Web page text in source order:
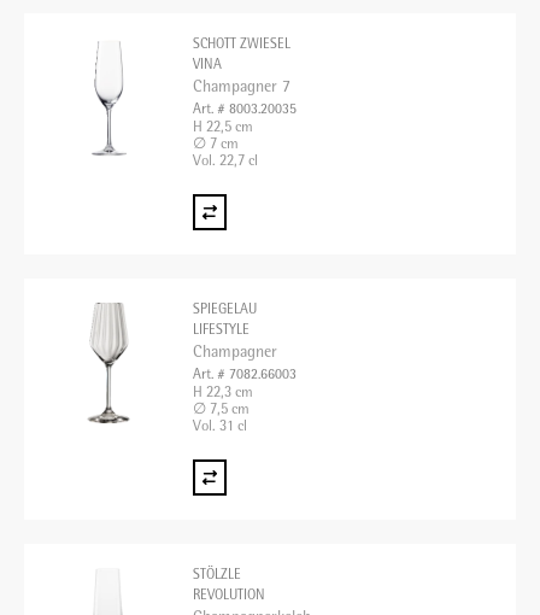
SCHOTT ZWIESEL
VINA
Champagner 7
Art. # 8003.20035
H 22,5 cm
∅ 7 cm
Vol. 22,7 cl
SPIEGELAU
LIFESTYLE
Champagner
Art. # 7082.66003
H 22,3 cm
∅ 7,5 cm
Vol. 31 cl
STÖLZLE
REVOLUTION